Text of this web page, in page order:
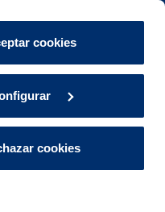
cookies
cookies
Área de Clientes
Contacto